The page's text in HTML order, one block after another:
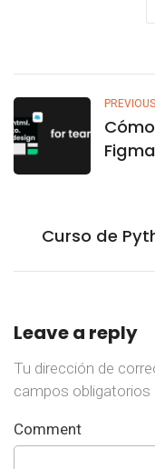
PREVIOUS
Curso de
Leave a reply
Tu dirección de
campos
Comment